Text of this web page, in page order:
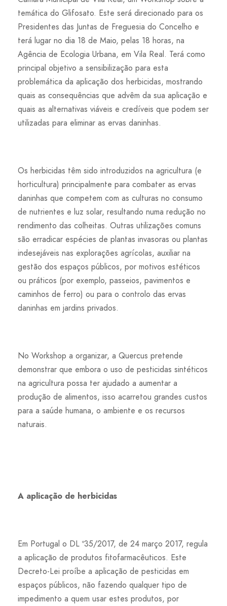
temática do Glifosato. Este será direcionado para os
Presidentes das Juntas de Freguesia do Concelho e
terá lugar no dia 18 de Maio, pelas 18 horas, na
Agência de Ecologia Urbana, em Vila Real. Terá como
principal objetivo a sensibilização para esta
problemática da aplicação dos herbicidas, mostrando
quais as consequências que advêm da sua aplicação e
quais as alternativas viáveis e credíveis que podem ser
utilizadas para eliminar as ervas daninhas.
Os herbicidas têm sido introduzidos na agricultura (e
horticultura) principalmente para combater as ervas
daninhas que competem com as culturas no consumo
de nutrientes e luz solar, resultando numa redução no
rendimento das colheitas. Outras utilizações comuns
são erradicar espécies de plantas invasoras ou plantas
indesejáveis nas explorações agrícolas, auxiliar na
gestão dos espaços públicos, por motivos estéticos
ou práticos (por exemplo, passeios, pavimentos e
caminhos de ferro) ou para o controlo das ervas
daninhas em jardins privados.
No Workshop a organizar, a Quercus pretende
demonstrar que embora o uso de pesticidas sintéticos
na agricultura possa ter ajudado a aumentar a
produção de alimentos, isso acarretou grandes custos
para a saúde humana, o ambiente e os recursos
naturais.
A aplicação de herbicidas
Em Portugal o DL º35/2017, de 24 março 2017, regula
a aplicação de produtos fitofarmacêuticos. Este
Decreto-Lei proíbe a aplicação de pesticidas em
espaços públicos, não fazendo qualquer tipo de
impedimento a quem usar estes produtos, por